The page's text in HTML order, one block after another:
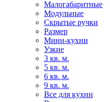
Малогабаритные
Модульные
Скрытые ручки
Размер
Мини-кухни
Узкие
3 кв. м.
5 кв. м.
6 кв. м.
9 кв. м.
Все для кухни